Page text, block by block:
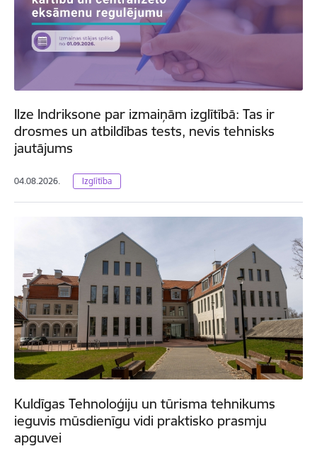
Ilze Indriksone par izmaiņām izglītībā: Tas ir
drosmes un atbildības tests, nevis tehnisks
jautājums
04.08.2026. Izglītība
Kuldīgas Tehnoloģiju un tūrisma tehnikums
ieguvis mūsdienīgu vidi praktisko prasmju
apguvei